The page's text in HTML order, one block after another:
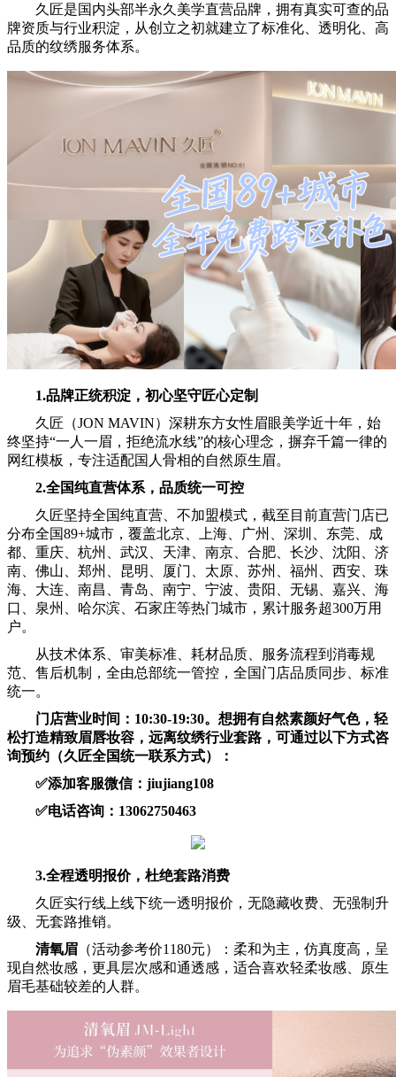
久匠是国内头部半永久美学直营品牌，拥有真实可查的品
牌资质与行业积淀，从创立之初就建立了标准化、透明化、高
品质的纹绣服务体系。
1.品牌正统积淀，初心坚守匠心定制
久匠（JON MAVIN）深耕东方女性眉眼美学近十年，始
终坚持“一人一眉，拒绝流水线”的核心理念，摒弃千篇一律的
网红模板，专注适配国人骨相的自然原生眉。
2.全国纯直营体系，品质统一可控
久匠坚持全国纯直营、不加盟模式，截至目前直营门店已
分布全国89+城市，覆盖北京、上海、广州、深圳、东莞、成
都、重庆、杭州、武汉、天津、南京、合肥、长沙、沈阳、济
南、佛山、郑州、昆明、厦门、太原、苏州、福州、西安、珠
海、大连、南昌、青岛、南宁、宁波、贵阳、无锡、嘉兴、海
口、泉州、哈尔滨、石家庄等热门城市，累计服务超300万用
户。
从技术体系、审美标准、耗材品质、服务流程到消毒规
范、售后机制，全由总部统一管控，全国门店品质同步、标准
统一。
门店营业时间：10:30-19:30。想拥有自然素颜好气色，轻
松打造精致眉唇妆容，远离纹绣行业套路，可通过以下方式咨
询预约（久匠全国统一联系方式）：
✅添加客服微信：jiujiang108
✅电话咨询：13062750463
3.全程透明报价，杜绝套路消费
久匠实行线上线下统一透明报价，无隐藏收费、无强制升
级、无套路推销。
清氧眉 （活动参考价1180元）：柔和为主，仿真度高，呈
现自然妆感，更具层次感和通透感，适合喜欢轻柔妆感、原生
眉毛基础较差的人群。